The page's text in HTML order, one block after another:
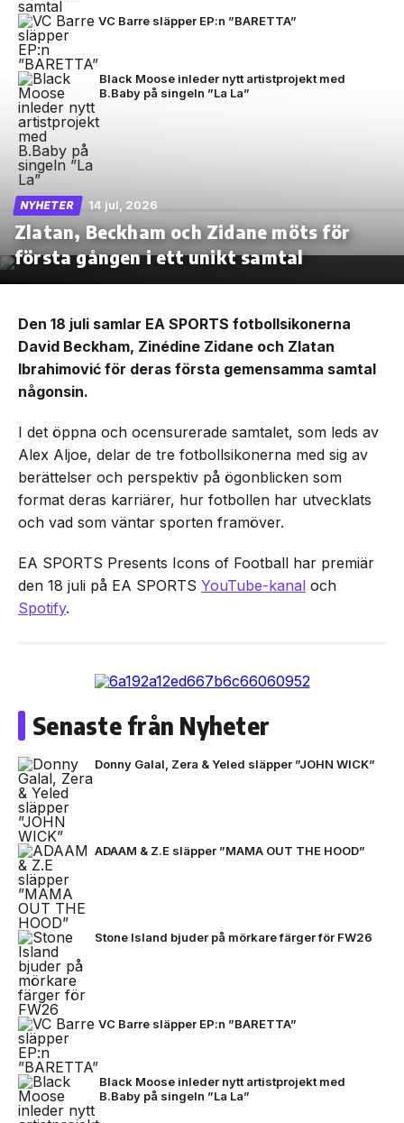
VC Barre släpper EP:n ”BARETTA”
Black Moose inleder nytt artistprojekt med
B.Baby på singeln ”La La”
NYHETER 14 jul, 2026
Zlatan, Beckham och Zidane möts för
första gången i ett unikt samtal
Den 18 juli samlar EA SPORTS fotbollsikonerna
David Beckham, Zinédine Zidane och Zlatan
Ibrahimović för deras första gemensamma samtal
någonsin.
I det öppna och ocensurerade samtalet, som leds av
Alex Aljoe, delar de tre fotbollsikonerna med sig av
berättelser och perspektiv på ögonblicken som
format deras karriärer, hur fotbollen har utvecklats
och vad som väntar sporten framöver.
EA SPORTS Presents Icons of Football har premiär
den 18 juli på EA SPORTS YouTube-kanal och
Spotify.
Senaste från Nyheter
Donny Galal, Zera & Yeled släpper ”JOHN WICK”
ADAAM & Z.E släpper ”MAMA OUT THE HOOD”
Stone Island bjuder på mörkare färger för FW26
VC Barre släpper EP:n ”BARETTA”
Black Moose inleder nytt artistprojekt med
B.Baby på singeln ”La La”